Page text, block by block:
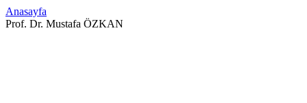
Anasayfa
Prof. Dr. Mustafa ÖZKAN